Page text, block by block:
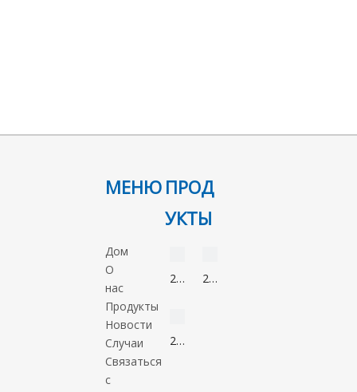
МЕНЮ
Дом
О
нас
Продукты
Новости
Случаи
Связаться
с
ПРОД
УКТЫ
2-
6
2-
2-